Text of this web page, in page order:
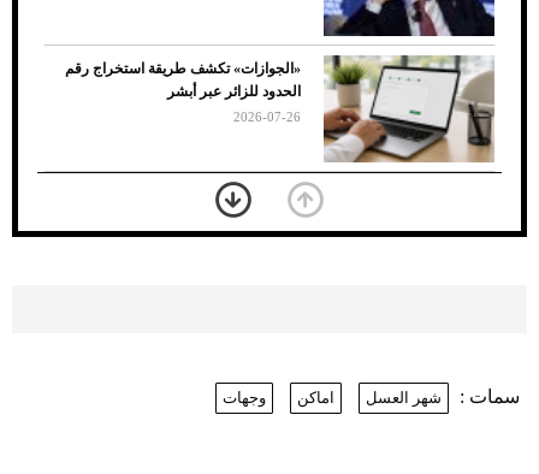
7 نصائح لاختيار لون البنطلون المناسب للقميص
الأسود
«الجوازات» تكشف طريقة استخراج رقم
الحدود للزائر عبر أبشر
2026-07-26
بعد 7 أشهر من تعرضه لحادث مروع.. جوشوا
يفوز على برينغا بـ"الضربة القاضية" (فيديو)
2026-07-26
سمات : شهر العسل اماكن وجهات